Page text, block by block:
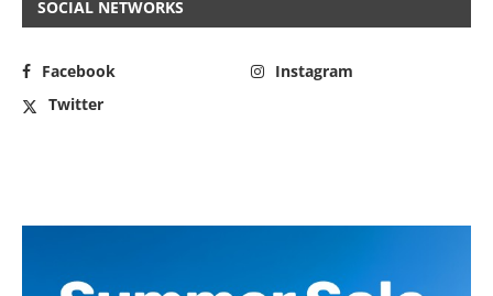
SOCIAL NETWORKS
Facebook
Instagram
Twitter